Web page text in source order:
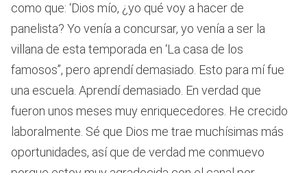
como que: ‘Dios mío, ¿yo qué voy a hacer de
panelista? Yo venía a concursar, yo venía a ser la
villana de esta temporada en ‘La casa de los
famosos’’, pero aprendí demasiado. Esto para mí fue
una escuela. Aprendí demasiado. En verdad que
fueron unos meses muy enriquecedores. He crecido
laboralmente. Sé que Dios me trae muchísimas más
oportunidades, así que de verdad me conmuevo